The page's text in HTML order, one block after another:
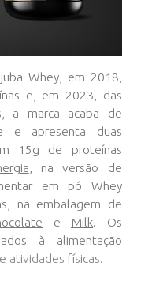
Whey, em 2018,
e, em 2023, das
a marca acaba de
e apresenta duas
15g de proteínas
, na versão de
em pó Whey
na embalagem de
e Milk. Os
à alimentação
atividades físicas.